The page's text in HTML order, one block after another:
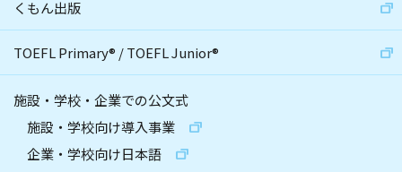
くもん出版
TOEFL Primary® /TOEFL Junior®
施設・学校・企業での公文式
施設・学校向け導入事業
企業・学校向け日本語